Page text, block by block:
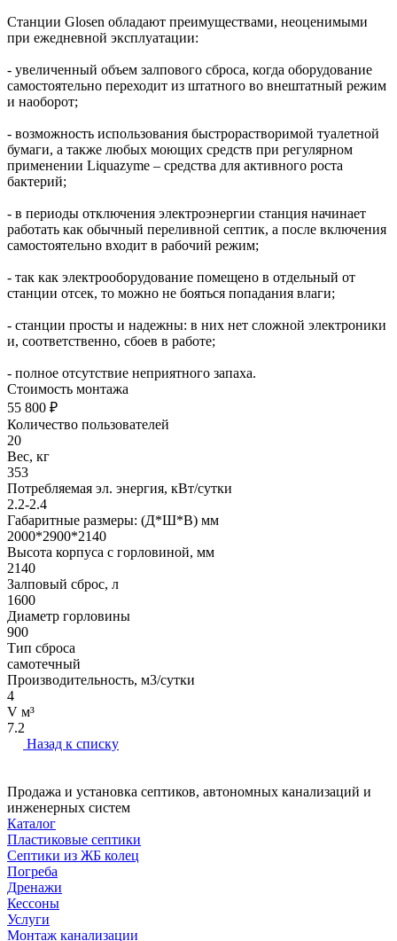
Станции Glosen обладают преимуществами, неоценимыми
при ежедневной эксплуатации:
- увеличенный объем залпового сброса, когда оборудование
самостоятельно переходит из штатного во внештатный режим
и наоборот;
- возможность использования быстрорастворимой туалетной
бумаги, а также любых моющих средств при регулярном
применении Liquazyme – средства для активного роста
бактерий;
- в периоды отключения электроэнергии станция начинает
работать как обычный переливной септик, а после включения
самостоятельно входит в рабочий режим;
- так как электрооборудование помещено в отдельный от
станции отсек, то можно не бояться попадания влаги;
- станции просты и надежны: в них нет сложной электроники
и, соответственно, сбоев в работе;
- полное отсутствие неприятного запаха.
Стоимость монтажа
55 800 ₽
Количество пользователей
20
Вес, кг
353
Потребляемая эл. энергия, кВт/сутки
2.2-2.4
Габаритные размеры: (Д*Ш*В) мм
2000*2900*2140
Высота корпуса с горловиной, мм
2140
Залповый сброс, л
1600
Диаметр горловины
900
Тип сброса
самотечный
Производительность, м3/сутки
4
V м³
7.2
Назад к списку
Продажа и установка септиков, автономных канализаций и
инженерных систем
Каталог
Пластиковые септики
Септики из ЖБ колец
Погреба
Дренажи
Кессоны
Услуги
Монтаж канализации